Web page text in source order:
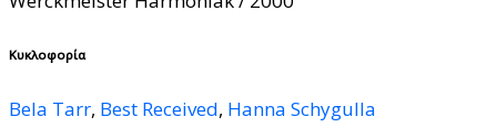
Κυκλοφορία
Bela Tarr, Best Received, Hanna Schygulla